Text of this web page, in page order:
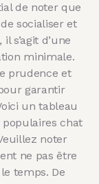
de noter que
socialiser et
s’agit d’une
minimale.
prudence et
garantir
un tableau
populaires chat
noter
ne pas être
temps. De